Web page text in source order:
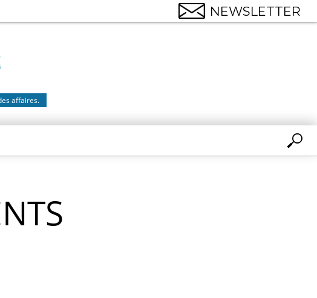
affaires.
NEWSLETTER